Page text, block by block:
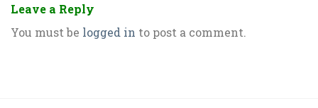
Leave a Reply
You must be logged in to post a comment.